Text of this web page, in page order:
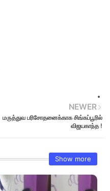
NEWER
மருத்துவ பரிசோதனைக்காக சிங்கப்பூரில்
விஜயகாந்த !
Show more